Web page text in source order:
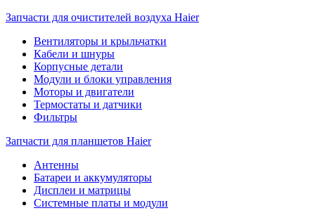
Запчасти для очистителей воздуха Haier
Вентиляторы и крыльчатки
Кабели и шнуры
Корпусные детали
Модули и блоки управления
Моторы и двигатели
Термостаты и датчики
Фильтры
Запчасти для планшетов Haier
Антенны
Батареи и аккумуляторы
Дисплеи и матрицы
Системные платы и модули